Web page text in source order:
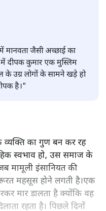
जैसी अच्छाई का
में दीपक कुमार एक मुस्लिम
के उग्र लोगों के सामने खड़े हो
है।"
व्यक्ति का गुण बन कर रह
स्वभाव हो, उस समाज के
मामूली इंसानियत की
महसूस होने लगती है।एक
मार डालता है क्योंकि वह
रहता है। पिछले दिनों